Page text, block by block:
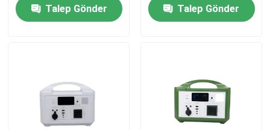
ScooterTalep Gönder Talep Gönder